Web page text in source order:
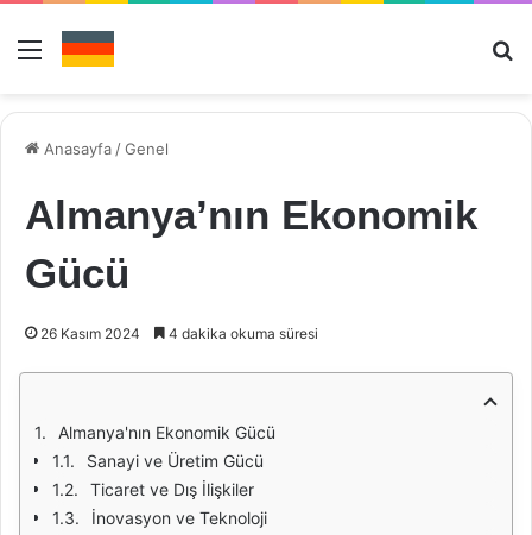
Menü
Anasayfa /Genel
Almanya’nın Ekonomik
Gücü
26 Kasım 2024 4 dakika okuma süresi
Almanya'nın Ekonomik Gücü
Sanayi ve Üretim Gücü
Ticaret ve Dış İlişkiler
İnovasyon ve Teknoloji